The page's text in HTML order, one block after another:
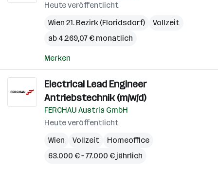
Heute veröffentlicht
Wien 21. Bezirk (Floridsdorf)
Vollzeit
ab 4.269,07 € monatlich
Merken
Electrical Lead Engineer
Antriebstechnik (m/w/d)
FERCHAU Austria GmbH
Heute veröffentlicht
Wien
Vollzeit
Homeoffice
63.000 € – 77.000 € jährlich